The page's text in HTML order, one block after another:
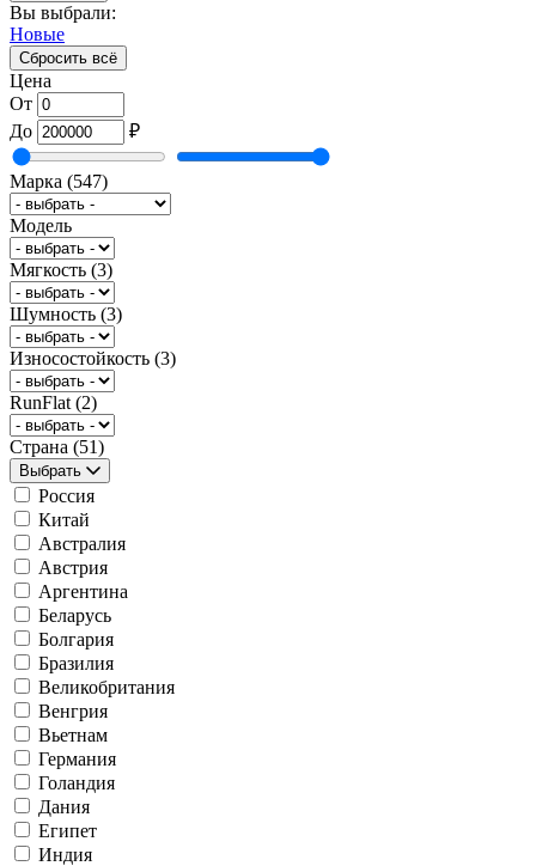
Вы выбрали:
Новые
Сбросить всё
Цена
От
До
₽
Марка (547)
Модель
Мягкость (3)
Шумность (3)
Износостойкость (3)
RunFlat (2)
Страна (51)
Выбрать
Россия
Китай
Австралия
Австрия
Аргентина
Беларусь
Болгария
Бразилия
Великобритания
Венгрия
Вьетнам
Германия
Голандия
Дания
Египет
Индия